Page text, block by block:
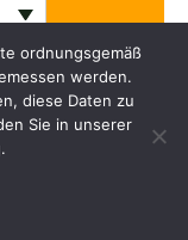
ordnungsgemäß
werden.
diese Daten zu
Sie in unserer
.